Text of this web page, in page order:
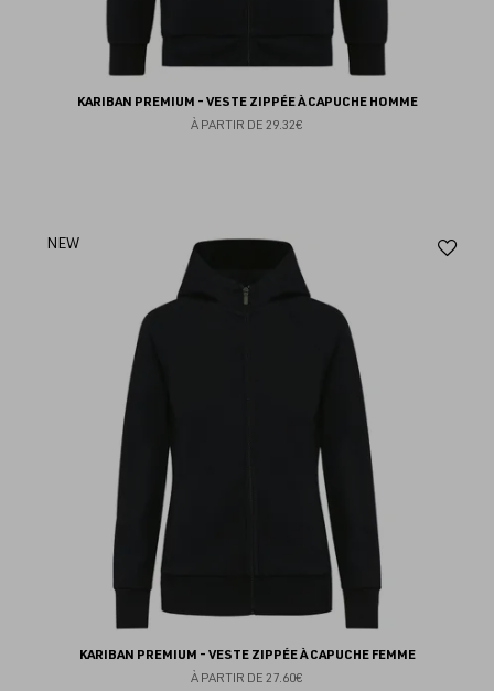
KARIBAN PREMIUM - VESTE ZIPPÉE À CAPUCHE HOMME
À PARTIR DE 29.32€
NEW
KARIBAN PREMIUM - VESTE ZIPPÉE À CAPUCHE FEMME
À PARTIR DE 27.60€